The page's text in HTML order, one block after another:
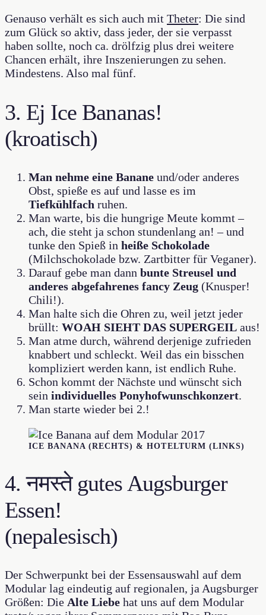
Genauso verhält es sich auch mit Theter: Die sind
zum Glück so aktiv, dass jeder, der sie verpasst
haben sollte, noch ca. drölfzig plus drei weitere
Chancen erhält, ihre Inszenierungen zu sehen.
Mindestens. Also mal fünf.
3. Ej Ice Bananas!
(kroatisch)
Man nehme eine Banane und/oder anderes
Obst, spieße es auf und lasse es im
Tiefkühlfach ruhen.
Man warte, bis die hungrige Meute kommt –
ach, die steht ja schon stundenlang an! – und
tunke den Spieß in heiße Schokolade
(Milchschokolade bzw. Zartbitter für Veganer).
Darauf gebe man dann bunte Streusel und
anderes abgefahrenes fancy Zeug (Knusper!
Chili!).
Man halte sich die Ohren zu, weil jetzt jeder
brüllt: WOAH SIEHT DAS SUPERGEIL aus!
Man atme durch, während derjenige zufrieden
knabbert und schleckt. Weil das ein bisschen
kompliziert werden kann, ist endlich Ruhe.
Schon kommt der Nächste und wünscht sich
sein individuelles Ponyhofwunschkonzert.
Man starte wieder bei 2.!
ICE BANANA (RECHTS) & HOTELTURM (LINKS)
4. नमस्ते gutes Augsburger
Essen!
(nepalesisch)
Der Schwerpunkt bei der Essensauswahl auf dem
Modular lag eindeutig auf regionalen, ja Augsburger
Größen: Die Alte Liebe hat uns auf dem Modular